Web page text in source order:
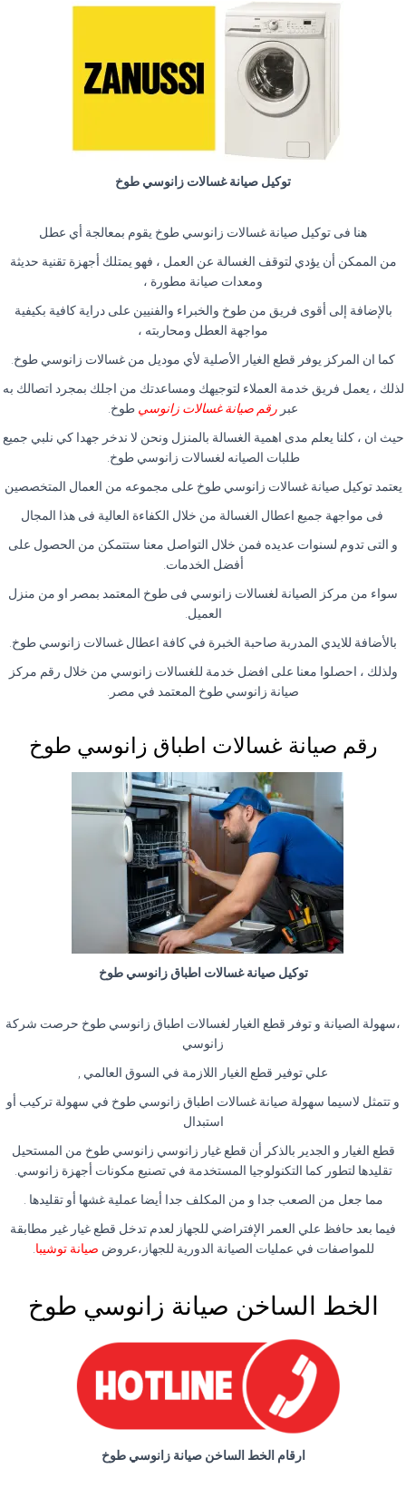
توكيل صيانة غسالات زانوسي طوخ
هنا فى توكيل صيانة غسالات زانوسي طوخ يقوم بمعالجة أي عطل
من الممكن أن يؤدي لتوقف الغسالة عن العمل ، فهو يمتلك أجهزة تقنية حديثة
ومعدات صيانة مطورة ،
بالإضافة إلى أقوى فريق من طوخ والخبراء والفنيين على دراية كافية بكيفية
مواجهة العطل ومحاربته ،
كما ان المركز يوفر قطع الغيار الأصلية لأي موديل من غسالات زانوسي طوخ.
لذلك ، يعمل فريق خدمة العملاء لتوجيهك ومساعدتك من اجلك بمجرد اتصالك به
عبر رقم صيانة غسالات زانوسي طوخ.
حيث ان ، كلنا يعلم مدى اهمية الغسالة بالمنزل ونحن لا ندخر جهدا كي نلبي جميع
طلبات الصيانه لغسالات زانوسي طوخ.
يعتمد توكيل صيانة غسالات زانوسي طوخ على مجموعه من العمال المتخصصين
فى مواجهة جميع اعطال الغسالة من خلال الكفاءة العالية فى هذا المجال
و التى تدوم لسنوات عديده فمن خلال التواصل معنا ستتمكن من الحصول على
أفضل الخدمات.
سواء من مركز الصيانة لغسالات زانوسي فى طوخ المعتمد بمصر او من منزل
العميل.
بالأضافة للايدي المدربة صاحبة الخبرة في كافة اعطال غسالات زانوسي طوخ.
ولذلك ، احصلوا معنا على افضل خدمة للغسالات زانوسي من خلال رقم مركز
صيانة زانوسي طوخ المعتمد في مصر.
رقم صيانة غسالات اطباق زانوسي طوخ
توكيل صيانة غسالات اطباق زانوسي طوخ
،سهولة الصيانة و توفر قطع الغيار لغسالات اطباق زانوسي طوخ حرصت شركة
زانوسي
علي توفير قطع الغيار اللازمة في السوق العالمي ,
و تتمثل لاسيما سهولة صيانة غسالات اطباق زانوسي طوخ في سهولة تركيب أو
استبدال
قطع الغيار و الجدير بالذكر أن قطع غيار زانوسي زانوسي طوخ من المستحيل
تقليدها لتطور كما التكنولوجيا المستخدمة في تصنيع مكونات أجهزة زانوسي.
مما جعل من الصعب جدا و من المكلف جدا أيضا عملية غشها أو تقليدها .
فيما بعد حافظ علي العمر الإفتراضي للجهاز لعدم تدخل قطع غيار غير مطابقة
للمواصفات في عمليات الصيانة الدورية للجهاز،عروض صيانة توشيبا
الخط الساخن صيانة زانوسي طوخ
ارقام الخط الساخن صيانة زانوسي طوخ